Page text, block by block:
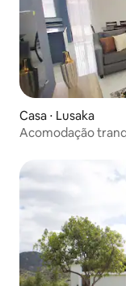
Casa ⋅ Lusaka
Acomodação